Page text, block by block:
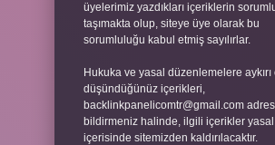
üyelerimiz yazdıkları içeriklerin
taşımakta olup, siteye üye olarak bu
sorumluluğu kabul etmiş sayılırlar.
Hukuka ve yasal düzenlemelere
düşündüğünüz içerikleri,
backlinkpanelicomtr@gmail.com
bildirmeniz halinde, ilgili içerikler
içerisinde sitemizden kaldırılacaktır.